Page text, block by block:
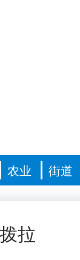
农业 街道
拉